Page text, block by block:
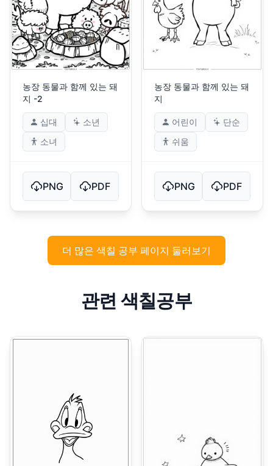
농장 동물과 함께 있는 돼
지 -2
십대
소년
소녀
PNG PDF
농장 동물과 함께 있는 돼
지
어린이
단순
쉬움
PNG PDF
더 많은 색칠 공부 페이지 둘러보기
관련 색칠공부